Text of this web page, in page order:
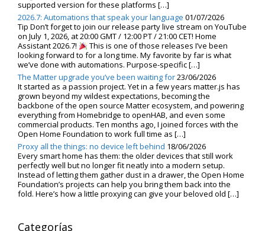
supported version for these platforms […]
2026.7: Automations that speak your language 01/07/2026
Tip Don’t forget to join our release party live stream on YouTube
on July 1, 2026, at 20:00 GMT / 12:00 PT / 21:00 CET! Home
Assistant 2026.7!
This is one of those releases I’ve been
looking forward to for a long time. My favorite by far is what
we’ve done with automations. Purpose-specific […]
The Matter upgrade you’ve been waiting for23/06/2026
It started as a passion project. Yet in a few years matter.js has
grown beyond my wildest expectations, becoming the
backbone of the open source Matter ecosystem, and powering
everything from Homebridge to openHAB, and even some
commercial products. Ten months ago, I joined forces with the
Open Home Foundation to work full time as […]
Proxy all the things: no device left behind 18/06/2026
Every smart home has them: the older devices that still work
perfectly well but no longer fit neatly into a modern setup.
Instead of letting them gather dust in a drawer, the Open Home
Foundation’s projects can help you bring them back into the
fold. Here’s how a little proxying can give your beloved old […]
Categorías